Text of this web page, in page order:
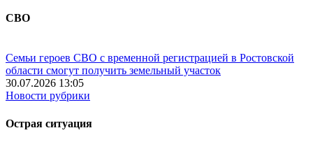
СВО
Семьи героев СВО с временной регистрацией в Ростовской
области смогут получить земельный участок
30.07.2026 13:05
Новости рубрики
Острая ситуация